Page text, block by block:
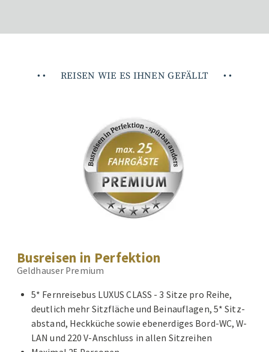
• • REISEN WIE ES IHNEN GEFÄLLT • •
Busreisen in Perfektion
Geldhauser Premium
5* Fernreisebus LUXUS CLASS - 3 Sitze pro Reihe,
deutlich mehr Sitzfläche und Beinauflagen, 5* Sitz-
abstand, Heckküche sowie ebenerdiges Bord-WC, W-
LAN und 220 V-Anschluss in allen Sitzreihen